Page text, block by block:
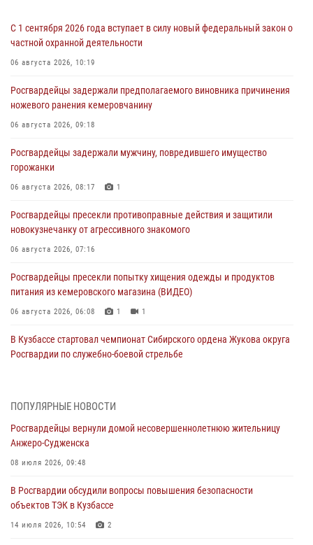
С 1 сентября 2026 года вступает в силу новый федеральный закон о
частной охранной деятельности
06 августа 2026, 10:19
Росгвардейцы задержали предполагаемого виновника причинения
ножевого ранения кемеровчанину
06 августа 2026, 09:18
Росгвардейцы задержали мужчину, повредившего имущество
горожанки
06 августа 2026, 08:17 1
Росгвардейцы пресекли противоправные действия и защитили
новокузнечанку от агрессивного знакомого
06 августа 2026, 07:16
Росгвардейцы пресекли попытку хищения одежды и продуктов
питания из кемеровского магазина (ВИДЕО)
06 августа 2026, 06:08 1 1
В Кузбассе стартовал чемпионат Сибирского ордена Жукова округа
Росгвардии по служебно-боевой стрельбе
Росгвардейцы задержали в Кемерове дебошира, устроившего
05 августа 2026, 09:30
Росгвардейцы задержали участника драки, причинившего побои
05 августа 2026, 08:50
Росгвардейцы пресекли нарушение общественного порядка на
ПОПУЛЯРНЫЕ НОВОСТИ
Росгвардейцы вернули домой несовершеннолетнюю жительницу
Анжеро-Судженска
08 июля 2026, 09:48
В Росгвардии обсудили вопросы повышения безопасности
объектов ТЭК в Кузбассе
14 июля 2026, 10:54 2